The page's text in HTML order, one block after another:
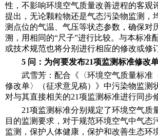
性，不影响环境空气质量改善进程的客观
提出，无论颗粒物还是气态污染物监测，
测点位的气温、气压等状态参数，确保对
溯，用相同的“尺子”进行比较。与本标准
或技术规范也将分别进行相应的修改或修
5 问：为何要发布21项监测标准修改
武雪芳：配合《〈环境空气质量标准（
修改单〉（征求意见稿）》中污染物监测
对与其直接相关的21项监测标准进行同步
21项监测标准分别规定了环境空气质
目的监测要求，对于规范环境空气中气态
监测，保护人体健康，保护和改善生态环